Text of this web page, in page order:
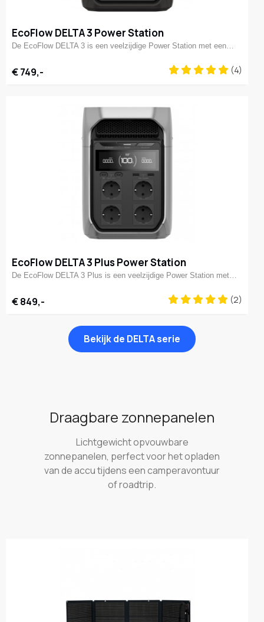
EcoFlow DELTA 3 Power Station
De EcoFlow DELTA 3 is een veelzijdige Power Station met een…
€ 749,- (4)
EcoFlow DELTA 3 Plus Power Station
De EcoFlow DELTA 3 Plus is een veelzijdige Power Station met…
€ 849,- (2)
Bekijk de DELTA serie
Draagbare zonnepanelen
Lichtgewicht opvouwbare
zonnepanelen, perfect voor het opladen
van de accu tijdens een camperavontuur
of roadtrip.